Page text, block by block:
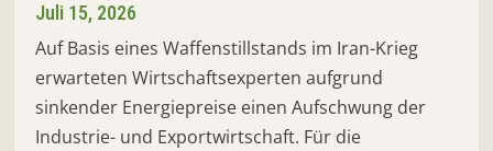
Juli 15, 2026
Auf Basis eines Waffenstillstands im Iran-Krieg
erwarteten Wirtschaftsexperten aufgrund
sinkender Energiepreise einen Aufschwung der
Industrie- und Exportwirtschaft. Für die